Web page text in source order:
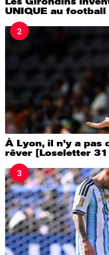
UNIQUE au
2
À Lyon, il n’y a pas
rêver [Loseletter
3